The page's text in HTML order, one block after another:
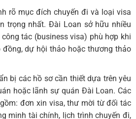
rõ mục đích chuyến đi và loại visa
trọng nhất. Đài Loan sở hữu nhiều
tác (business visa) phù hợp khi
dự hội thảo hoặc thương thảo
bị các hồ sơ cần thiết dựa trên yêu
hoặc lãnh sự quán Đài Loan. Các
đơn xin visa, thư mời từ đối tác
minh tài chính, lịch trình chuyến đi,